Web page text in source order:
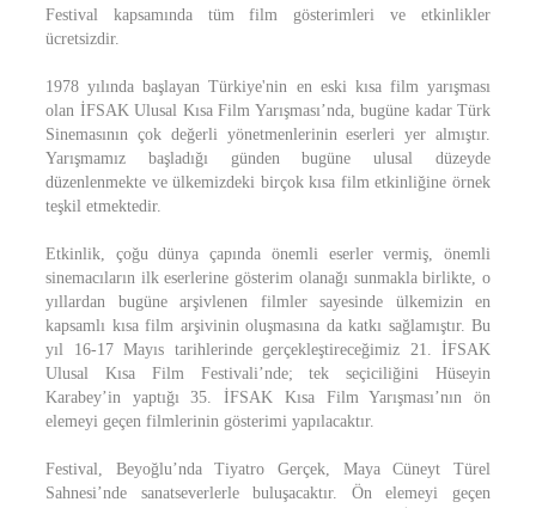
Festival kapsamında tüm film gösterimleri ve etkinlikler
ücretsizdir.
1978 yılında başlayan Türkiye'nin en eski kısa film yarışması
olan İFSAK Ulusal Kısa Film Yarışması’nda, bugüne kadar Türk
Sinemasının çok değerli yönetmenlerinin eserleri yer almıştır.
Yarışmamız başladığı günden bugüne ulusal düzeyde
düzenlenmekte ve ülkemizdeki birçok kısa film etkinliğine örnek
teşkil etmektedir.
Etkinlik, çoğu dünya çapında önemli eserler vermiş, önemli
sinemacıların ilk eserlerine gösterim olanağı sunmakla birlikte, o
yıllardan bugüne arşivlenen filmler sayesinde ülkemizin en
kapsamlı kısa film arşivinin oluşmasına da katkı sağlamıştır. Bu
yıl 16-17 Mayıs tarihlerinde gerçekleştireceğimiz 21. İFSAK
Ulusal Kısa Film Festivali’nde; tek seçiciliğini Hüseyin
Karabey’in yaptığı 35. İFSAK Kısa Film Yarışması’nın ön
elemeyi geçen filmlerinin gösterimi yapılacaktır.
Festival, Beyoğlu’nda Tiyatro Gerçek, Maya Cüneyt Türel
Sahnesi’nde sanatseverlerle buluşacaktır. Ön elemeyi geçen